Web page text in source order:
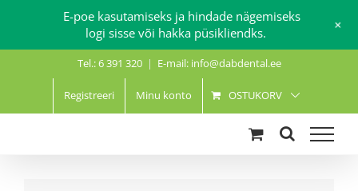
Tel.: 6 391 320 | E-mail: info@dabdental.ee
Registreeri Minu konto OSTUKORV
E-poe kasutamiseks ja hindade nägemiseks
logi sisse või hakka püsikliendks.
+